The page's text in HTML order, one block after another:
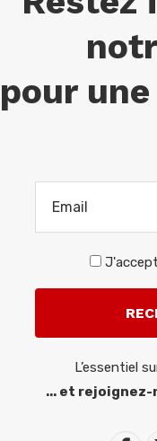
pour
L’essentiel
... et rejoignez-